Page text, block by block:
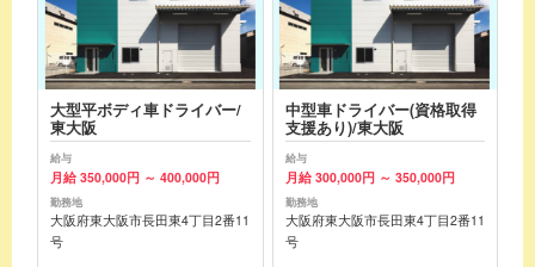
大型平ボディ車ドライバー/
東大阪
給与
月給 350,000円 ～ 400,000円
勤務地
大阪府東大阪市長田東4丁目2番11
号
中型車ドライバー(資格取得
支援あり)/東大阪
給与
月給 300,000円 ～ 350,000円
勤務地
大阪府東大阪市長田東4丁目2番11
号